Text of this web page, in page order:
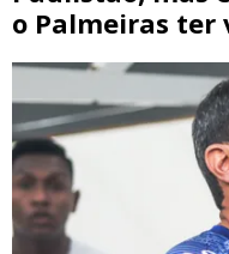
o Palmeiras ter
valorizar o